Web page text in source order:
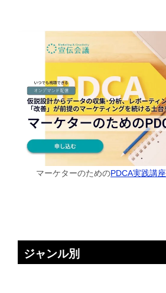
マーケターのためのPDCA実践講座
ジャンル別